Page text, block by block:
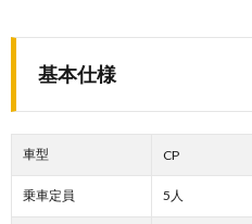
基本仕様
車型 CP
乗車定員 5人